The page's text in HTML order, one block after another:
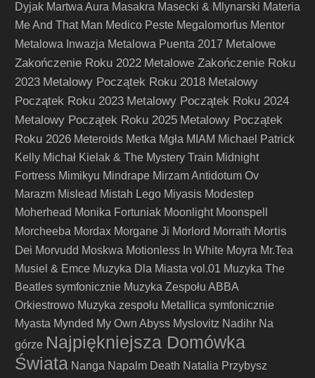
Dyjak Martwa Aura Masakra Masecki & Mlynarski Materia
Me And That Man Medico Peste Megalomorfus Mentor
Metalowa Inwazja Metalowa Puenta 2017 Metalowe
Zakończenie Roku 2022 Metalowe Zakończenie Roku
2023 Metalowy Początek Roku 2018 Metalowy
Początek Roku 2023 Metalowy Początek Roku 2024
Metalowy Początek Roku 2025 Metalowy Początek
Roku 2026 Meteroids Metka Mgła MIAM Michael Patrick
Kelly Michał Kielak & The Mystery Train Midnight
Fortress Mimikyu Mindrape Mirzam Antidotum Ov
Marazm Mislead Mistah Lego Miyasis Modestep
Moherhead Monika Fortuniak Moonlight Moonspell
Morcheeba Mordax Morgane Ji Morlord Morrath Mortis
Dei Morvudd Moskwa Motionless In White Moyra Mr.Tea
Musiel & Emce Muzyka Dla Miasta vol.01 Muzyka The
Beatles symfonicznie Muzyka Zespołu ABBA
Orkiestrowo Muzyka zespołu Metallica symfonicznie
Myasta Mynded My Own Abyss Myslovitz Nadihr Na
górze Najpiękniejsza Domówka
Świata Nanga Napalm Death Natalia Przybysz